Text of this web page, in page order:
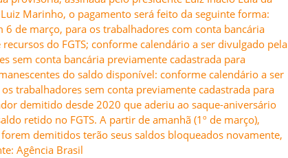
Marinho, o pagamento será feito da seguinte forma:
de março, para os trabalhadores com conta bancária
do FGTS; conforme calendário a ser divulgado pela
sem conta bancária previamente cadastrada para
do saldo disponível: conforme calendário a ser
trabalhadores sem conta previamente cadastrada para
demitido desde 2020 que aderiu ao saque-aniversário
retido no FGTS. A partir de amanhã (1º de março),
demitidos terão seus saldos bloqueados novamente,
Agência Brasil